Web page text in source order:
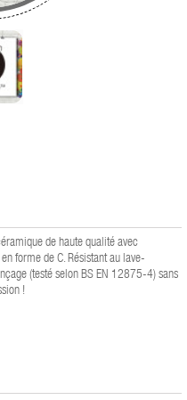
de haute qualité avec
forme de C. Résistant au lave-
(testé selon BS EN 12875-4) sans
!